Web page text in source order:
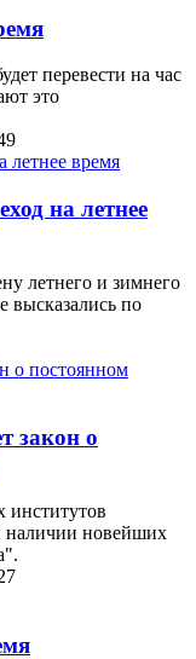
перевести на час
это
на летнее
летнего и зимнего
по
закон о
институтов
наличии новейших